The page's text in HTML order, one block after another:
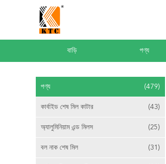
বাড়ি পণ্য
পণ্য (479)
কার্বাইড শেষ মিল কাটার (43)
অ্যালুমিনিয়াম এন্ড মিলস (25)
বল নাক শেষ মিল (31)